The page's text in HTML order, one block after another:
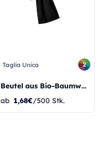
Taglia Unica 2
Beutel aus Bio-Baumwolle mit Kordelzug
ab 1,68€/500 Stk.